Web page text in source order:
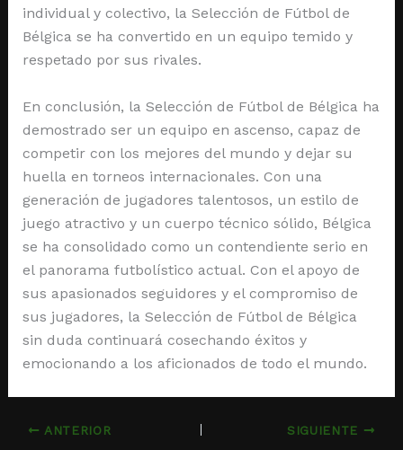
individual y colectivo, la Selección de Fútbol de
Bélgica se ha convertido en un equipo temido y
respetado por sus rivales.
En conclusión, la Selección de Fútbol de Bélgica ha
demostrado ser un equipo en ascenso, capaz de
competir con los mejores del mundo y dejar su
huella en torneos internacionales. Con una
generación de jugadores talentosos, un estilo de
juego atractivo y un cuerpo técnico sólido, Bélgica
se ha consolidado como un contendiente serio en
el panorama futbolístico actual. Con el apoyo de
sus apasionados seguidores y el compromiso de
sus jugadores, la Selección de Fútbol de Bélgica
sin duda continuará cosechando éxitos y
emocionando a los aficionados de todo el mundo.
ANTERIOR SIGUIENTE